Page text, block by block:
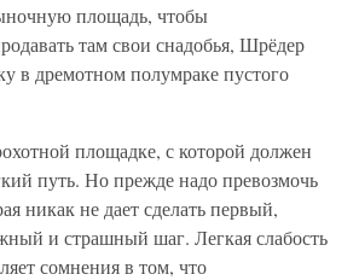
площадь, чтобы
там свои снадобья, Шрёдер
в дремотном полумраке пустого
площадке, с которой должен
путь. Но прежде надо превозмочь
никак не дает сделать первый,
и страшный шаг. Легкая слабость
сомнения в том, что